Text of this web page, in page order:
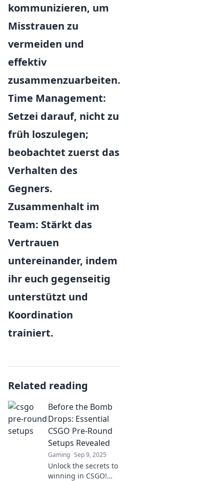
kommunizieren, um
Misstrauen zu
vermeiden und
effektiv
zusammenzuarbeiten.
Time Management:
Setzei darauf, nicht zu
früh loszulegen;
beobachtet zuerst das
Verhalten des
Gegners.
Zusammenhalt im
Team: Stärkt das
Vertrauen
untereinander, indem
ihr euch gegenseitig
unterstützt und
Koordination
trainiert.
Related reading
Before the Bomb
Drops: Essential
CSGO Pre-Round
Setups Revealed
Gaming Sep 9, 2025
Unlock the secrets to
winning in CSGO!